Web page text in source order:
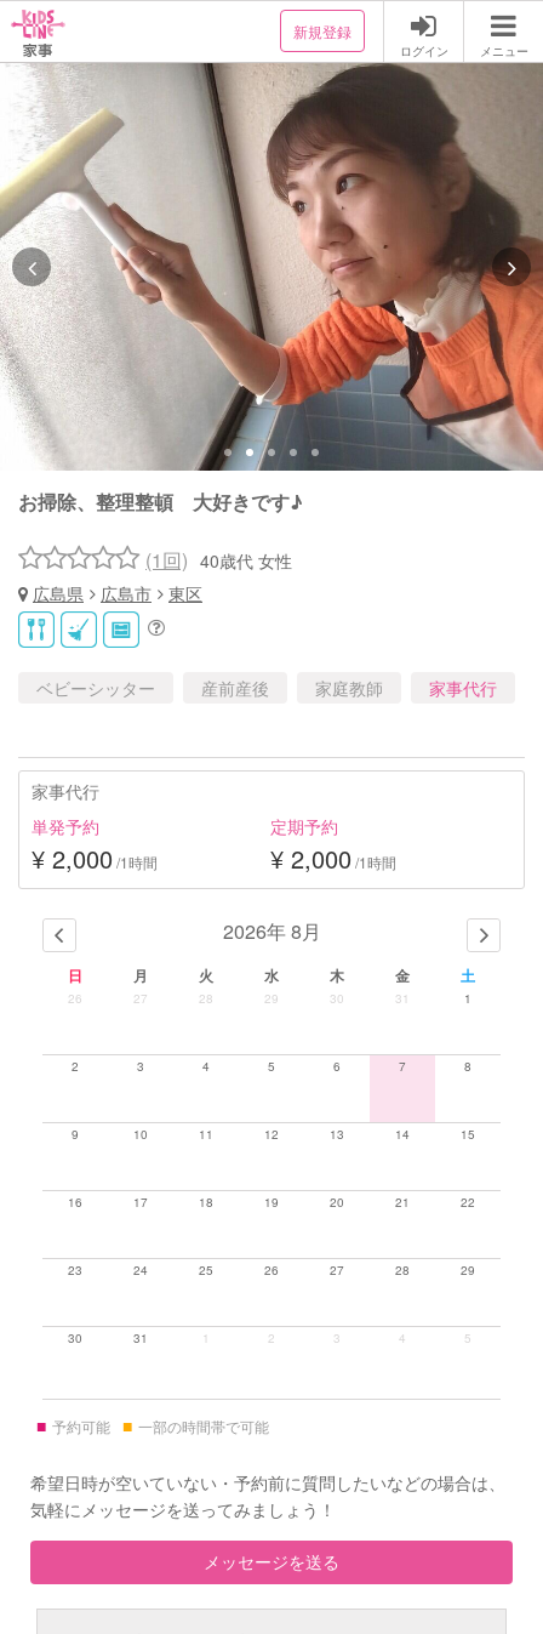
新規登録
ログイン メニュー
お掃除、整理整頓 大好きです♪
(1回) 40歳代 女性
広島県
広島市 東区
ベビーシッター 産前産後 家庭教師 家事代行
家事代行
単発予約
¥ 2,000 /1時間
定期予約
¥ 2,000 /1時間
2026年 8月
日 月 火 水 木 金 土
26 27 28 29 30 31 1
2 3 4 5 6 7 8
9 10 11 12 13 14 15
16 17 18 19 20 21 22
23 24 25 26 27 28 29
30 31 1 2 3 4 5
■ 予約可能 ■ 一部の時間帯で可能
希望日時が空いていない・予約前に質問したいなどの場合は、
気軽にメッセージを送ってみましょう！
メッセージを送る